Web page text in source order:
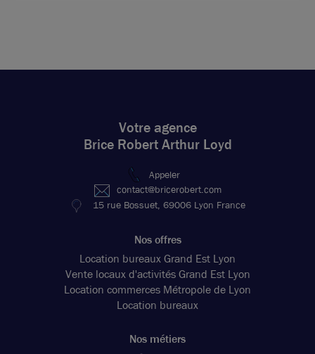
Votre agence
Brice Robert Arthur Loyd
Appeler
contact@bricerobert.com
15 rue Bossuet, 69006 Lyon France
Nos offres
Location bureaux Grand Est Lyon
Vente locaux d'activités Grand Est Lyon
Location commerces Métropole de Lyon
Location bureaux
Nos métiers